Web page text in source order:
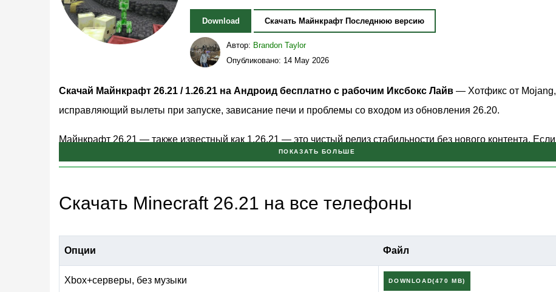
Download Скачать Майнкрафт Последнюю версию
Автор: Brandon Taylor
Опубликовано: 14 May 2026
Скачай Майнкрафт 26.21 / 1.26.21 на Андроид бесплатно с рабочим Иксбокс Лайв — Хотфикс от Mojang,
исправляющий вылеты при запуске, зависание печи и проблемы со входом из обновления 26.20.
Майнкрафт 26.21 — также известный как 1.26.21 — это чистый релиз стабильности без нового контента. Если
мобильных версий для Андроид.
Что исправляет Майнкрафт 26.21 / 1.26.21
Mojang выпустила этот Хотфикс быстро после 26.20 для устранения нескольких проблем, выявленных на
ПОКАЗАТЬ БОЛЬШЕ
Скачать Minecraft 26.21 на все телефоны
Опции Файл
Xbox+серверы, без музыки DOWNLOAD(470 MB)